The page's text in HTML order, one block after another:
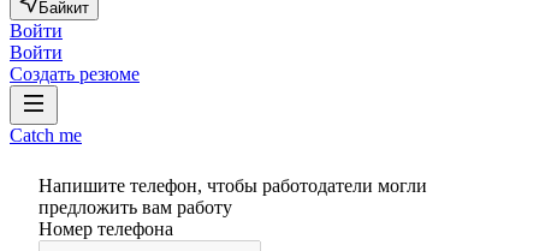
Байкит
Войти
Войти
Создать резюме
Catch me
Напишите телефон, чтобы работодатели могли
предложить вам работу
Номер телефона